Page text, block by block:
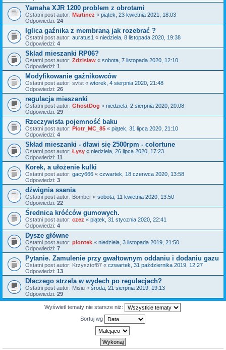
Yamaha XJR 1200 problem z obrotami
Ostatni post autor: Martinez « piątek, 23 kwietnia 2021, 18:03
Odpowiedzi: 24
Iglica gaźnika z membraną jak rozebrać ?
Ostatni post autor: auratus1 « niedziela, 8 listopada 2020, 19:38
Odpowiedzi: 4
Sklad mieszanki RP06?
Ostatni post autor: Zdzislaw « sobota, 7 listopada 2020, 12:10
Odpowiedzi: 1
Modyfikowanie gaźnikowców
Ostatni post autor: svist « wtorek, 4 sierpnia 2020, 21:48
Odpowiedzi: 26
regulacja mieszanki
Ostatni post autor: GhostDog « niedziela, 2 sierpnia 2020, 20:08
Odpowiedzi: 29
Rzeczywista pojemność baku
Ostatni post autor: Piotr_MC_85 « piątek, 31 lipca 2020, 21:10
Odpowiedzi: 4
Skład mieszanki - dławi się 2500rpm - colortune
Ostatni post autor: Łysy « niedziela, 26 lipca 2020, 17:23
Odpowiedzi: 11
Korek, a ułożenie kulki
Ostatni post autor: gacy666 « czwartek, 18 czerwca 2020, 13:58
Odpowiedzi: 3
dźwignia ssania
Ostatni post autor: Bomber « sobota, 11 kwietnia 2020, 13:50
Odpowiedzi: 22
Średnica króćców gumowych.
Ostatni post autor: czez « piątek, 31 stycznia 2020, 22:41
Odpowiedzi: 4
Dysze główne
Ostatni post autor: piontek « niedziela, 3 listopada 2019, 21:50
Odpowiedzi: 7
Pytanie. Zamulenie przy gwałtownym oddaniu i dodaniu gazu
Ostatni post autor: Krzysztof87 « czwartek, 31 października 2019, 12:27
Odpowiedzi: 13
Dlaczego strzela w wydech po regulacjach?
Ostatni post autor: Misiu « środa, 21 sierpnia 2019, 19:13
Odpowiedzi: 29
Wyświetl tematy nie starsze niż:
Sortuj wg